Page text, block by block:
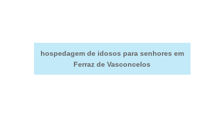
hospedagem de idosos para senhores em
Ferraz de Vasconcelos